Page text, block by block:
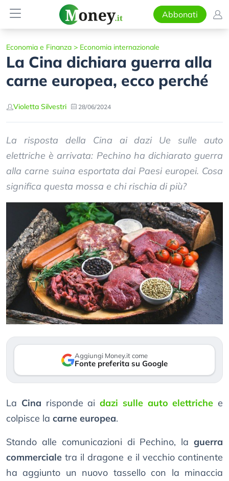
Abbonati
Economia e Finanza > Economia internazionale
La Cina dichiara guerra alla
carne europea, ecco perché
Violetta Silvestri 28/06/2024
La risposta della Cina ai dazi Ue sulle auto
elettriche è arrivata: Pechino ha dichiarato guerra
alla carne suina esportata dai Paesi europei. Cosa
significa questa mossa e chi rischia di più?
Aggiungi Money.it come
Fonte preferita su Google
La Cina risponde ai dazi sulle auto elettriche e
colpisce la carne europea.
Stando alle comunicazioni di Pechino, la guerra
commerciale tra il dragone e il vecchio continente
ha aggiunto un nuovo tassello con la minaccia